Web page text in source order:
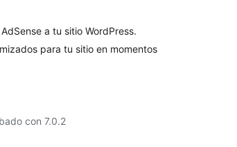
a tu sitio WordPress.
para tu sitio en momentos
con 7.0.2